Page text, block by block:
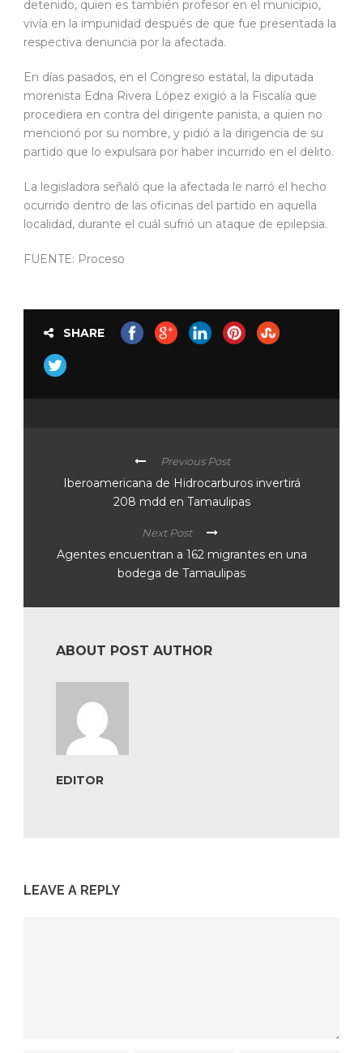
detenido, quien es también profesor en el municipio,
vivía en la impunidad después de que fue presentada la
respectiva denuncia por la afectada.
En días pasados, en el Congreso estatal, la diputada
morenista Edna Rivera López exigió a la Fiscalía que
procediera en contra del dirigente panista, a quien no
mencionó por su nombre, y pidió a la dirigencia de su
partido que lo expulsara por haber incurrido en el delito.
La legisladora señaló que la afectada le narró el hecho
ocurrido dentro de las oficinas del partido en aquella
localidad, durante el cuál sufrió un ataque de epilepsia.
FUENTE: Proceso
SHARE
Previous Post
Iberoamericana de Hidrocarburos invertirá
208 mdd en Tamaulipas
Next Post
Agentes encuentran a 162 migrantes en una
bodega de Tamaulipas
ABOUT POST AUTHOR
EDITOR
LEAVE A REPLY